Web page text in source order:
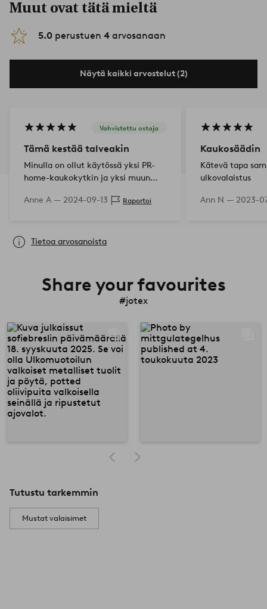
Muut ovat tätä mieltä
5.0 perustuen 4 arvosanaan
Näytä kaikki arvostelut (2)
Vahvistettu ostaja
Tämä kestää talveakin
Minulla on ollut käytössä yksi PR-
home-kaukokytkin ja yksi muun
uusittu jo kahdesti, kun ei ole
Anne A — 2024-09-13 Raportoi
Kaukosäädin
Kätevä tapa
ulkovalaistus
Ann N — 2023-
Tietoa arvosanoista
Share your favourites
#jotex
Tutustu tarkemmin
Mustat valaisimet